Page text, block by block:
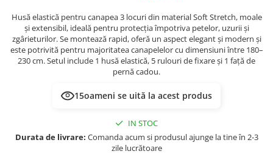
Husă elastică pentru canapea 3 locuri din material Soft Stretch, moale
și extensibil, ideală pentru protecția împotriva petelor, uzurii și
zgârieturilor. Se montează rapid, oferă un aspect elegant și modern și
este potrivită pentru majoritatea canapelelor cu dimensiuni între 180–
230 cm. Setul include 1 husă elastică, 5 rulouri de fixare și 1 față de
pernă cadou.
17oameni se uită la acest produs
IN STOC
Durata de livrare: Comanda acum si produsul ajunge la tine în 2-3
zile lucrătoare